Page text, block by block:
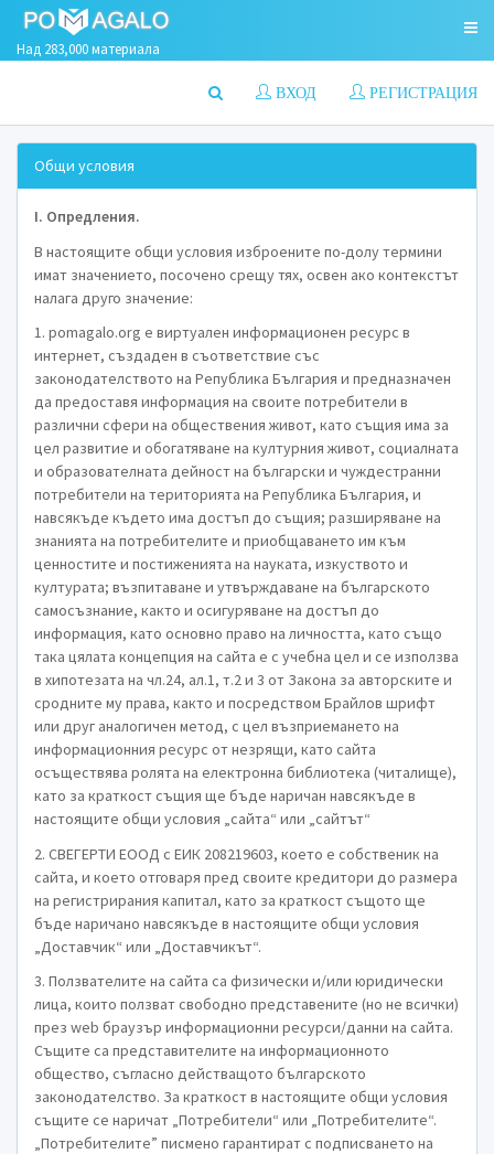
Над 283,000 материала
РЕГИСТРАЦИЯ
ВХОД
Общи условия
І. Опредления.
В настоящите общи условия изброените по-долу термини
имат значението, посочено срещу тях, освен ако контекстът
налага друго значение:
1. pomagalo.org е виртуален информационен ресурс в
интернет, създаден в съответствие със
законодателството на Република България и предназначен
да предоставя информация на своите потребители в
различни сфери на обществения живот, като същия има за
цел развитие и обогатяване на културния живот, социалната
и образователната дейност на български и чуждестранни
потребители на територията на Република България, и
навсякъде където има достъп до същия; разширяване на
знанията на потребителите и приобщаването им към
ценностите и постиженията на науката, изкуството и
културата; възпитаване и утвърждаване на българското
самосъзнание, както и осигуряване на достъп до
информация, като основно право на личността, като също
така цялата концепция на сайта е с учебна цел и се използва
в хипотезата на чл.24, ал.1, т.2 и 3 от Закона за авторските и
сродните му права, както и посредством Брайлов шрифт
или друг аналогичен метод, с цел възприемането на
информационния ресурс от незрящи, като сайта
осъществява ролята на електронна библиотека (читалище),
като за краткост същия ще бъде наричан навсякъде в
настоящите общи условия „сайта“ или „сайтът“
2. СВЕГЕРТИ ЕООД с ЕИК 208219603, което е собственик на
сайта, и което отговаря пред своите кредитори до размера
на регистрирания капитал, като за краткост същото ще
бъде наричано навсякъде в настоящите общи условия
„Доставчик“ или „Доставчикът“.
3. Ползвателите на сайта са физически и/или юридически
лица, които ползват свободно представените (но не всички)
през web браузър информационни ресурси/данни на сайта.
Същите са представителите на информационното
общество, съгласно действащото българското
законодателство. За краткост в настоящите общи условия
същите се наричат „Потребители“ или „Потребителите“.
„Потребителите” писмено гарантират с подписването на